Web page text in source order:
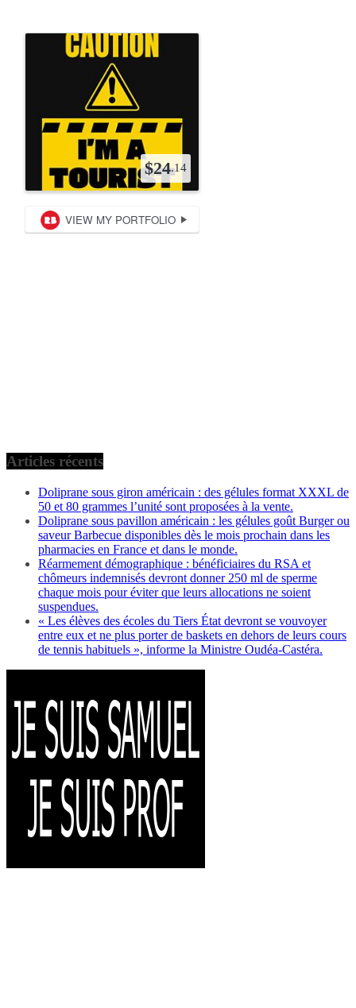
Articles récents
Doliprane sous giron américain : des gélules format XXXL de
50 et 80 grammes l’unité sont proposées à la vente.
Doliprane sous pavillon américain : les gélules goût Burger ou
saveur Barbecue disponibles dès le mois prochain dans les
pharmacies en France et dans le monde.
Réarmement démographique : bénéficiaires du RSA et
chômeurs indemnisés devront donner 250 ml de sperme
chaque mois pour éviter que leurs allocations ne soient
suspendues.
« Les élèves des écoles du Tiers État devront se vouvoyer
entre eux et ne plus porter de baskets en dehors de leurs cours
de tennis habituels », informe la Ministre Oudéa-Castéra.